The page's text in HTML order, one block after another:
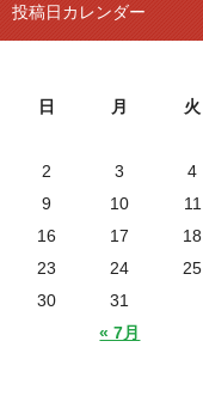
投稿日カレンダー
日
月 火
« 7月
2
3 4
9
10 11
16
17 18
23
24 25
30
31